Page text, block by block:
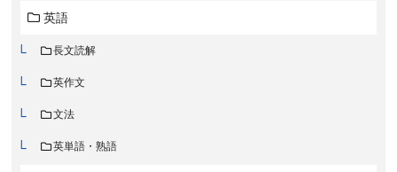
英語
長文読解
英作文
文法
英単語・熟語